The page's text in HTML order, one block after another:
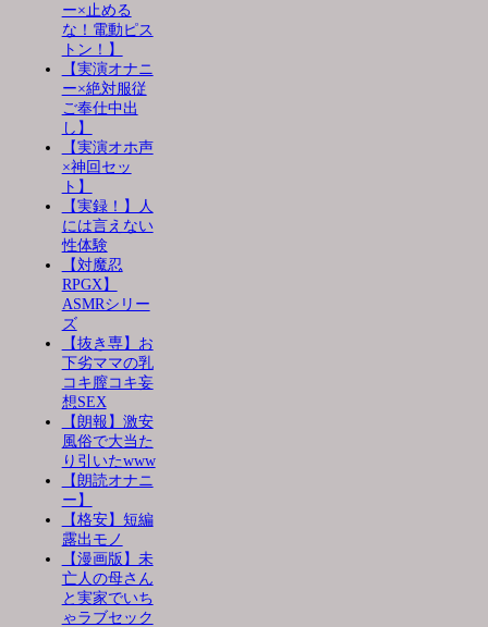
ー×止める
な！電動ピス
トン！】
【実演オナニ
ー×絶対服従
ご奉仕中出
し】
【実演オホ声
×神回セッ
ト】
【実録！】人
には言えない
性体験
【対魔忍
RPGX】
ASMRシリー
ズ
【抜き専】お
下劣ママの乳
コキ膣コキ妄
想SEX
【朗報】激安
風俗で大当た
り引いたwww
【朗読オナニ
ー】
【格安】短編
露出モノ
【漫画版】未
亡人の母さん
と実家でいち
ゃラブセック